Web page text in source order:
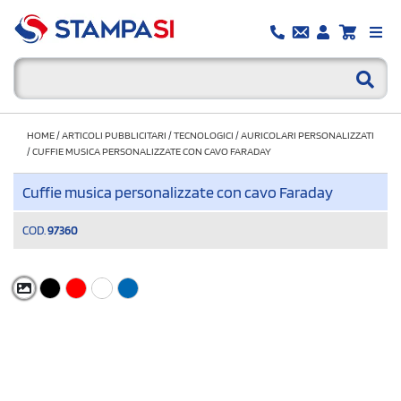
HOME/ARTICOLI PUBBLICITARI /TECNOLOGICI /AURICOLARI PERSONALIZZATI
/CUFFIE MUSICA PERSONALIZZATE CON CAVO FARADAY
Cuffie musica personalizzate con cavo Faraday
COD. 97360